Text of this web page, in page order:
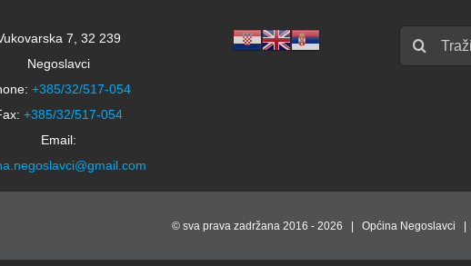
7, 32 239
Negoslavci
+385/32/517-054
+385/32/517-054
Email:
Traži...
© sva prava zadržana 2016 - 2026 | Općina Negoslavci |